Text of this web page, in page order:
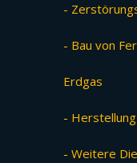
-
- Bau von
Erdgas
-
- Weitere